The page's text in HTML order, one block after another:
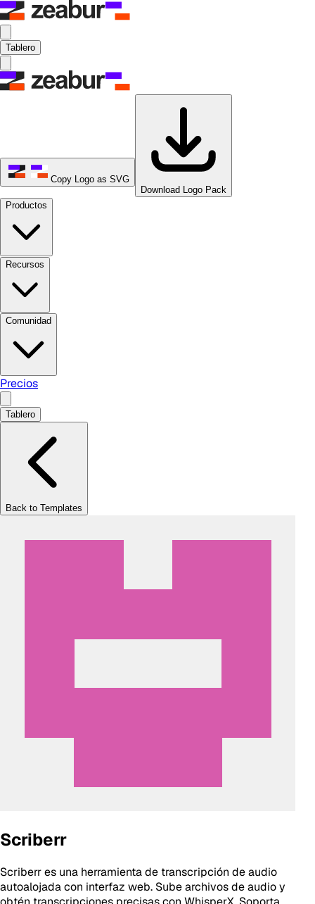
Tablero
Copy Logo as SVG
Download Logo Pack
Productos
Recursos
Comunidad
Precios
Tablero
Back to Templates
Scriberr
Scriberr es una herramienta de transcripción de audio
autoalojada con interfaz web. Sube archivos de audio y